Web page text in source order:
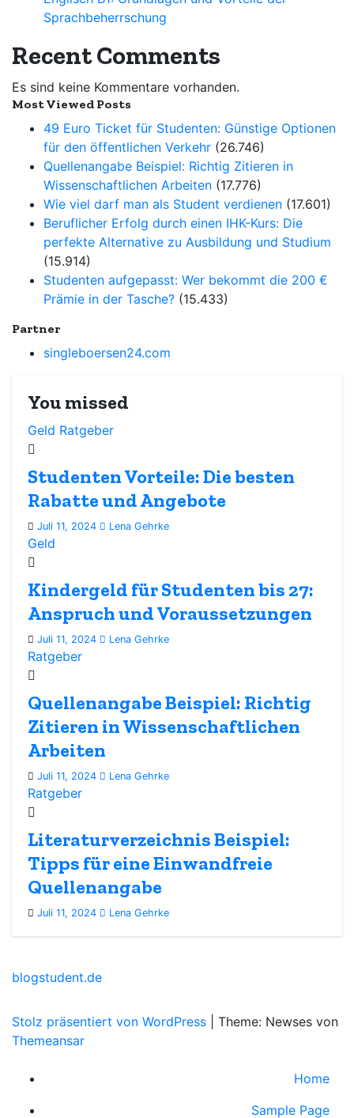
Sprachbeherrschung
Recent Comments
Es sind keine Kommentare vorhanden.
Most Viewed Posts
49 Euro Ticket für Studenten: Günstige Optionen
für den öffentlichen Verkehr (26.746)
Quellenangabe Beispiel: Richtig Zitieren in
Wissenschaftlichen Arbeiten (17.776)
Wie viel darf man als Student verdienen (17.601)
Beruflicher Erfolg durch einen IHK-Kurs: Die
perfekte Alternative zu Ausbildung und Studium
(15.914)
Studenten aufgepasst: Wer bekommt die 200 €
Prämie in der Tasche? (15.433)
Partner
singleboersen24.com
You missed
Geld Ratgeber
Studenten Vorteile: Die besten
Rabatte und Angebote
Juli 11, 2024 Lena Gehrke
Geld
Kindergeld für Studenten bis 27:
Anspruch und Voraussetzungen
Juli 11, 2024 Lena Gehrke
Ratgeber
Quellenangabe Beispiel: Richtig
Zitieren in Wissenschaftlichen
Arbeiten
Juli 11, 2024 Lena Gehrke
Ratgeber
Literaturverzeichnis Beispiel:
Tipps für eine Einwandfreie
Quellenangabe
Juli 11, 2024 Lena Gehrke
blogstudent.de
Stolz präsentiert von WordPress
Theme: Newses von
Themeansar
Home
Sample Page